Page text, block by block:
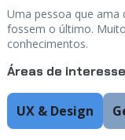
Uma pessoa que
fossem o último.
conhecimentos.
Áreas de interesse
UX & Design